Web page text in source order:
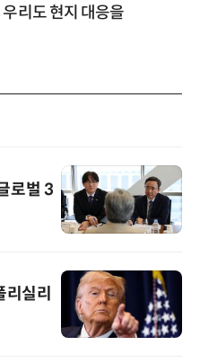
리도 현지 대응을
로벌 3
실리